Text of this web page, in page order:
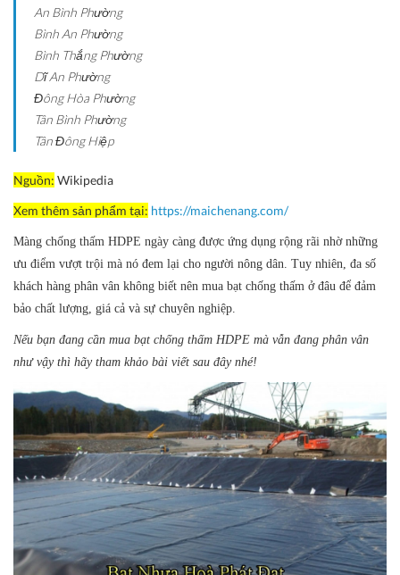
An Bình Phường
Bình An Phường
Bình Thắng Phường
Dĩ An Phường
Đông Hòa Phường
Tân Bình Phường
Tân Đông Hiệp
Nguồn: Wikipedia
Xem thêm sản phẩm tại: https://maichenang.com/
Màng chống thấm HDPE ngày càng được ứng dụng rộng rãi nhờ những
ưu điểm vượt trội mà nó đem lại cho người nông dân. Tuy nhiên, đa số
khách hàng phân vân không biết nên mua bạt chống thấm ở đâu để đảm
bảo chất lượng, giá cả và sự chuyên nghiệp.
Nếu bạn đang cần mua bạt chống thấm HDPE mà vẫn đang phân vân
như vậy thì hãy tham khảo bài viết sau đây nhé!